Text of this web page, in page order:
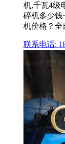
机,千瓦4级
碎机多少钱
机价格？全
联系电话: